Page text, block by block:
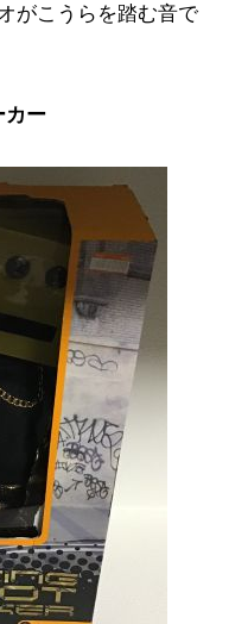
がこうらを踏む音で
カー